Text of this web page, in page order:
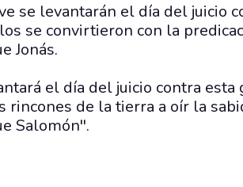
se levantarán el día del juicio
se convirtieron con la
Jonás.
el día del juicio contra
de la tierra a oír la
Salomón''.